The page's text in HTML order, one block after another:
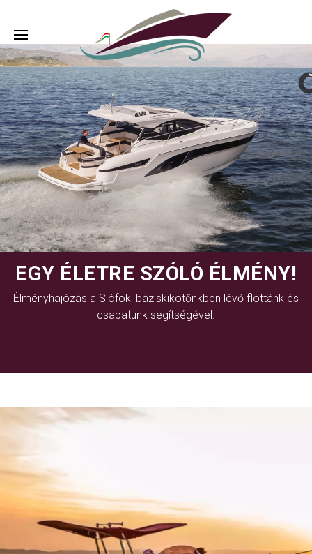
EGY ÉLETRE SZÓLÓ ÉLMÉNY!
Élményhajózás a Siófoki báziskikötőnkben lévő flottánk és
csapatunk segítségével.